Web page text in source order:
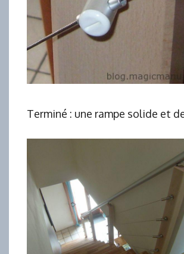
Terminé : une rampe solide et